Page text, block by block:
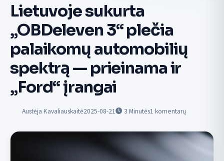
Lietuvoje sukurta
„OBDeleven 3“ plečia
palaikomų automobilių
spektrą — prieinama ir
„Ford“ įrangai
Austėja Kavaliauskaitė2025-08-21 3 Minutės1 komentarų